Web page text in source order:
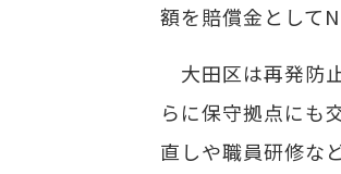
額を賠償金として
大田区は再発防
らに保守拠点にも
直しや職員研修な